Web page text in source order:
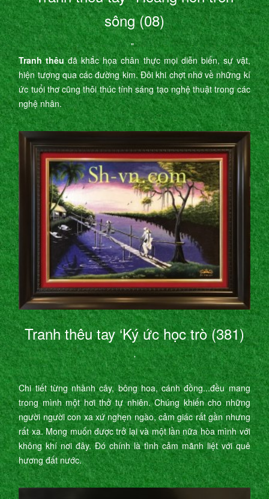
sông (08)
"
Tranh thêuđã khắc họa chân thực mọi diễn biến, sự vật,
hiện tượng qua các đường kim. Đôi khi chợt nhớ về những kí
ức tuổi thơ cũng thôi thúc tính sáng tạo nghệ thuật trong các
nghệ nhân.
Tranh thêu tay ‘Ký ức học trò (381)
’
Chi tiết từng nhành cây, bông hoa, cánh đồng...đều mang
trong mình một hơi thở tự nhiên. Chúng khiến cho những
người người con xa xứ nghẹn ngào, cảm giác rất gần nhưng
rất xa. Mong muốn được trở lại và một lần nữa hòa mình với
không khí nơi đây. Đó chính là tình cảm mãnh liệt với quê
hương đất nước.